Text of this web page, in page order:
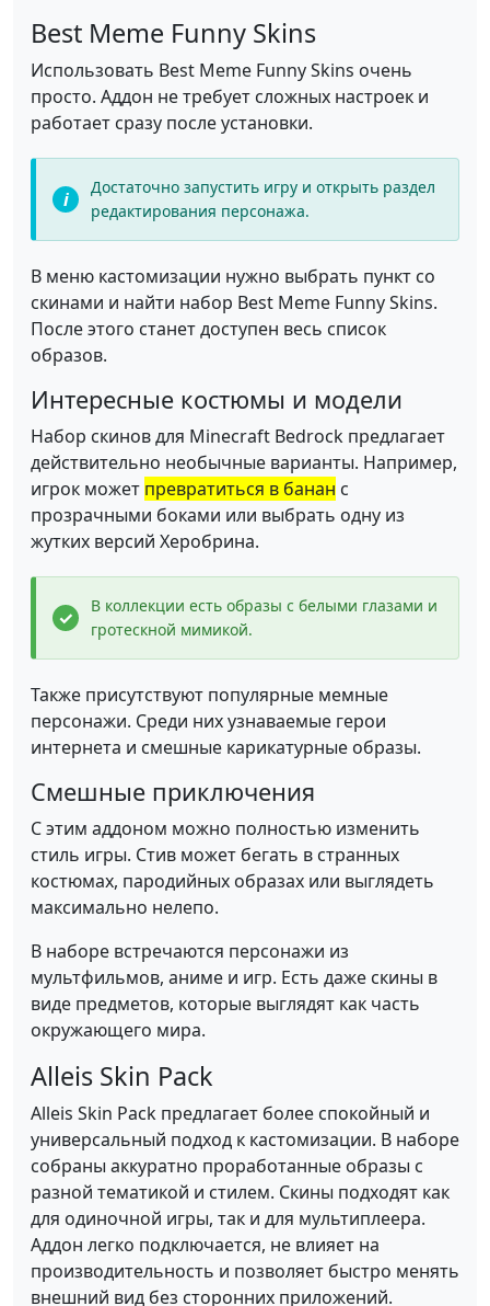
Best Meme Funny Skins
Использовать Best Meme Funny Skins очень
просто. Аддон не требует сложных настроек и
работает сразу после установки.
Достаточно запустить игру и открыть раздел
редактирования персонажа.
В меню кастомизации нужно выбрать пункт со
скинами и найти набор Best Meme Funny Skins.
После этого станет доступен весь список
образов.
Интересные костюмы и модели
Набор скинов для Minecraft Bedrock предлагает
действительно необычные варианты. Например,
игрок может превратиться в банан с
прозрачными боками или выбрать одну из
жутких версий Херобрина.
В коллекции есть образы с белыми глазами и
гротескной мимикой.
Также присутствуют популярные мемные
персонажи. Среди них узнаваемые герои
интернета и смешные карикатурные образы.
Смешные приключения
С этим аддоном можно полностью изменить
стиль игры. Стив может бегать в странных
костюмах, пародийных образах или выглядеть
максимально нелепо.
В наборе встречаются персонажи из
мультфильмов, аниме и игр. Есть даже скины в
виде предметов, которые выглядят как часть
окружающего мира.
Alleis Skin Pack
Alleis Skin Pack предлагает более спокойный и
универсальный подход к кастомизации. В наборе
собраны аккуратно проработанные образы с
разной тематикой и стилем. Скины подходят как
для одиночной игры, так и для мультиплеера.
Аддон легко подключается, не влияет на
производительность и позволяет быстро менять
внешний вид без сторонних приложений.